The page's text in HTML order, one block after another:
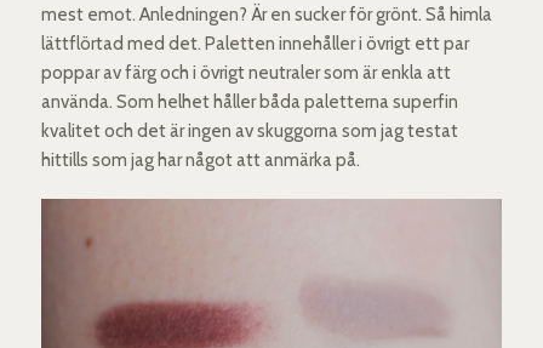
mest emot. Anledningen? Är en sucker för grönt. Så himla
lättflörtad med det. Paletten innehåller i övrigt ett par
poppar av färg och i övrigt neutraler som är enkla att
använda. Som helhet håller båda paletterna superfin
kvalitet och det är ingen av skuggorna som jag testat
hittills som jag har något att anmärka på.